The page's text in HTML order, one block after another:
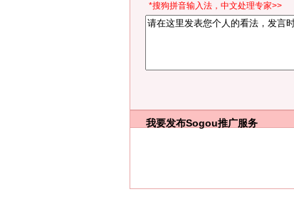
*搜狗拼音输入法，中文处理专家>>
我要发布Sogou推广服务